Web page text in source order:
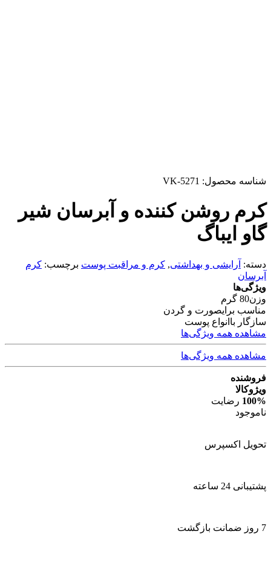
شناسه محصول: VK-5271
کرم روشن کننده و آبرسان شیر
گاو ایباگ
دسته: آرایشی و بهداشتی, کرم و مراقبت پوست برچسب: کرم
آبرسان
ویژگی‌ها
وزن80 گرم
مناسب برایصورت و گردن
سازگار با انواع پوست
مشاهده همه ویژگی‌ها
مشاهده همه ویژگی‌ها
فروشنده
ویژوکالا
100% رضایت
ناموجود
تحویل اکسپرس
پشتیبانی 24 ساعته
7 روز ضمانت بازگشت